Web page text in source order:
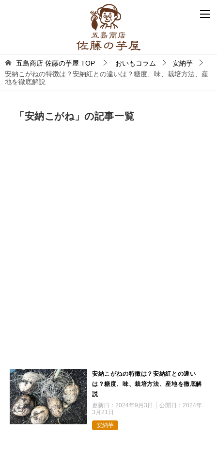
五島商店 佐藤の芋屋 TOP おいもコラム
安納芋
安納こがねの特徴は？安納紅との違いは？糖度、味、栽培方法、産
地を徹底解説
「安納こがね」の記事一覧
安納こがねの特徴は？安納紅との違い
は？糖度、味、栽培方法、産地を徹底解
説
更新日： 2024年9月3日 公開日： 2024年
3月21日
安納芋